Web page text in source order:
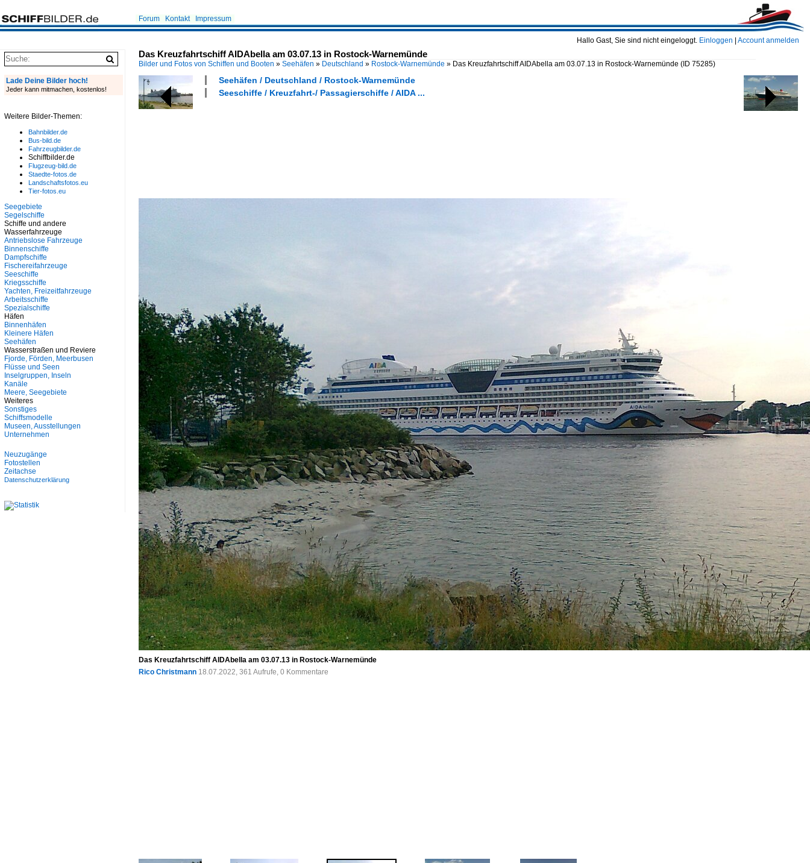
Hallo Gast, Sie sind nicht eingeloggt. Einloggen Account anmelden
Forum Kontakt Impressum
Das Kreuzfahrtschiff AIDAbella am 03.07.13 in Rostock-Warnemünde
Bilder und Fotos von Schiffen und Booten » Seehäfen » Deutschland » Rostock-Warnemünde » Das Kreuzfahrtschiff AIDAbella am 03.07.13 in Rostock-Warnemünde (ID 75285)
Seehäfen / Deutschland / Rostock-Warnemünde
Seeschiffe / Kreuzfahrt-/ Passagierschiffe / AIDA ...
Das Kreuzfahrtschiff AIDAbella am 03.07.13 in Rostock-Warnemünde
Rico Christmann 18.07.2022, 361 Aufrufe, 0 Kommentare
Lade Deine Bilder hoch!
Jeder kann mitmachen, kostenlos!
Weitere Bilder-Themen:
Bahnbilder.de
Bus-bild.de
Fahrzeugbilder.de
Schiffbilder.de
Flugzeug-bild.de
Staedte-fotos.de
Landschaftsfotos.eu
Tier-fotos.eu
Seegebiete
Segelschiffe
Schiffe und andere
Wasserfahrzeuge
Antriebslose Fahrzeuge
Binnenschiffe
Dampfschiffe
Fischereifahrzeuge
Seeschiffe
Kriegsschiffe
Yachten, Freizeitfahrzeuge
Arbeitsschiffe
Spezialschiffe
Häfen
Binnenhäfen
Kleinere Häfen
Seehäfen
Wasserstraßen und Reviere
Fjorde, Förden, Meerbusen
Flüsse und Seen
Inselgruppen, Inseln
Kanäle
Meere, Seegebiete
Weiteres
Sonstiges
Schiffsmodelle
Museen, Ausstellungen
Unternehmen
Neuzugänge
Fotostellen
Zeitachse
Datenschutzerklärung